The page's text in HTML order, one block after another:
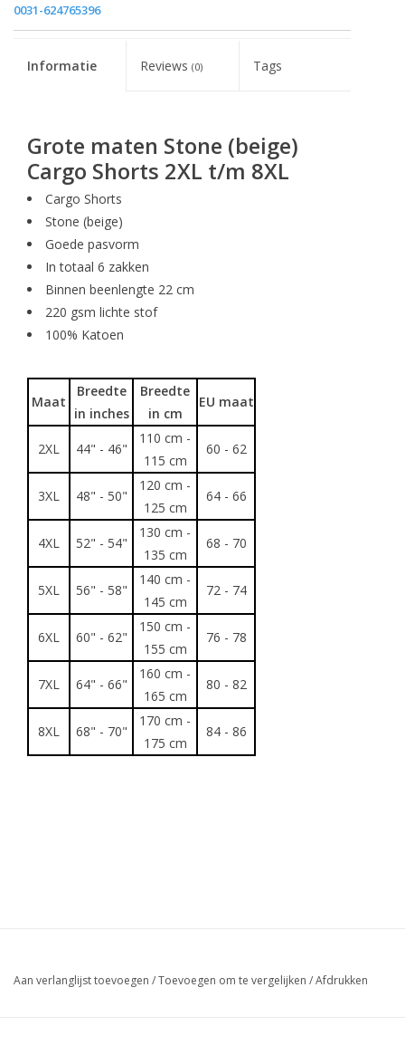
0031-624765396
Informatie Reviews(0) Tags
Grote maten Stone (beige)
Cargo Shorts 2XL t/m 8XL
Cargo Shorts
Stone (beige)
Goede pasvorm
In totaal 6 zakken
Binnen beenlengte 22 cm
220 gsm lichte stof
100% Katoen
Maat
Breedte
in inches
Breedte
in cm
EU maat
2XL 44" - 46"
110 cm -
115 cm
60 - 62
3XL 48" - 50"
120 cm -
125 cm
64 - 66
4XL 52" - 54"
130 cm -
135 cm
68 - 70
5XL 56" - 58"
140 cm -
145 cm
72 - 74
6XL 60" - 62"
150 cm -
155 cm
76 - 78
7XL 64" - 66"
160 cm -
165 cm
80 - 82
8XL 68" - 70"
170 cm -
175 cm
84 - 86
Aan verlanglijst toevoegen /Toevoegen om te vergelijken /Afdrukken